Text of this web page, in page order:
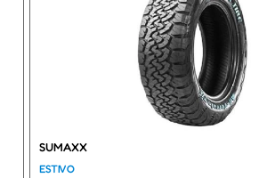
SUMAXX
ESTIVO